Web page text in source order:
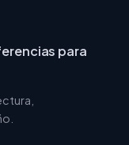
para